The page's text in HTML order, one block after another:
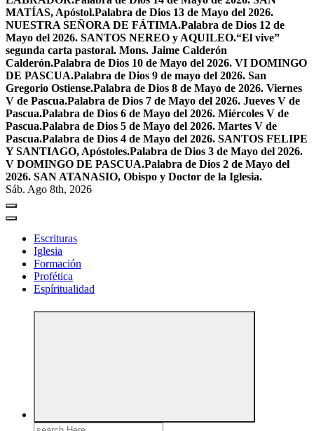
MATÍAS, Apóstol.Palabra de Dios 13 de Mayo del 2026.
NUESTRA SEÑORA DE FÁTIMA.Palabra de Dios 12 de
Mayo del 2026. SANTOS NEREO y AQUILEO.“El vive”
segunda carta pastoral. Mons. Jaime Calderón
Calderón.Palabra de Dios 10 de Mayo del 2026. VI DOMINGO
DE PASCUA.Palabra de Dios 9 de mayo del 2026. San
Gregorio Ostiense.Palabra de Dios 8 de Mayo de 2026. Viernes
V de Pascua.Palabra de Dios 7 de Mayo del 2026. Jueves V de
Pascua.Palabra de Dios 6 de Mayo del 2026. Miércoles V de
Pascua.Palabra de Dios 5 de Mayo del 2026. Martes V de
Pascua.Palabra de Dios 4 de Mayo del 2026. SANTOS FELIPE
Y SANTIAGO, Apóstoles.Palabra de Dios 3 de Mayo del 2026.
V DOMINGO DE PASCUA.Palabra de Dios 2 de Mayo del
2026. SAN ATANASIO, Obispo y Doctor de la Iglesia.
Sáb. Ago 8th, 2026
Escrituras
Iglesia
Formación
Profética
Espíritualidad
Search